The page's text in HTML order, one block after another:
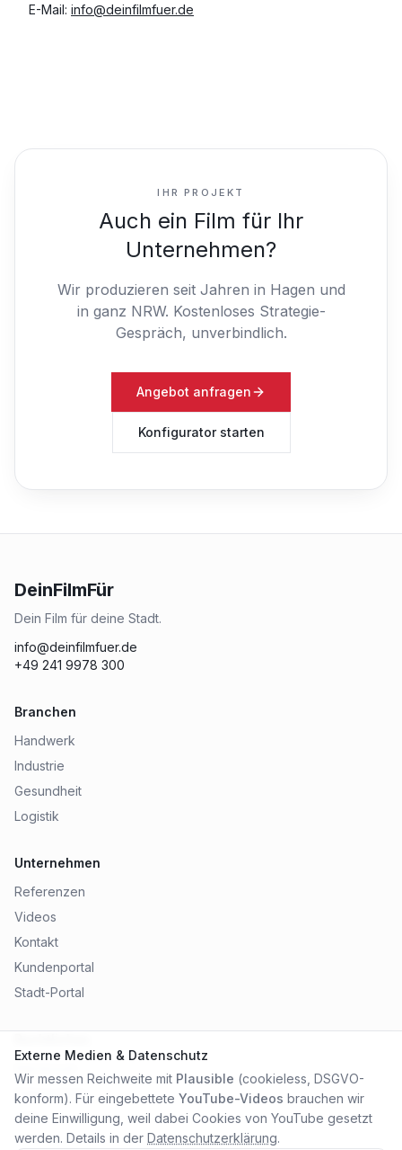
E-Mail: info@deinfilmfuer.de
IHR PROJEKT
Auch ein Film für Ihr
Unternehmen?
Wir produzieren seit Jahren in Hagen und
in ganz NRW. Kostenloses Strategie-
Gespräch, unverbindlich.
Angebot anfragen
Konfigurator starten
DeinFilmFür
Dein Film für deine Stadt.
info@deinfilmfuer.de
+49 241 9978 300
Branchen
Handwerk
Industrie
Gesundheit
Logistik
Unternehmen
Referenzen
Videos
Kontakt
Kundenportal
Stadt-Portal
Datenschutz
AGB
Externe Medien & Datenschutz
Wir messen Reichweite mit Plausible (cookieless, DSGVO-
konform). Für eingebettete YouTube-Videos brauchen wir
deine Einwilligung, weil dabei Cookies von YouTube gesetzt
werden. Details in der Datenschutzerklärung.